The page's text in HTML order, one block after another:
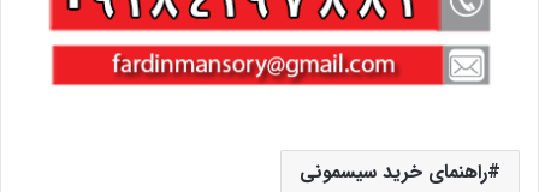
راهنمای خرید سیسمونی